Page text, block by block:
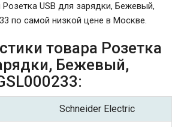
USB для зарядки, Бежевый,
по самой низкой цене в Москве.
товара Розетка
Бежевый,
Schneider Electric